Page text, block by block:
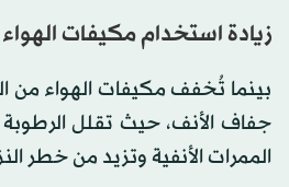
زيادة استخدام مكيفات الهواء
بينما تُخفف مكيفات الهواء من
جفاف الأنف، حيث تقلل
الممرات الأنفية وتزيد من خطر